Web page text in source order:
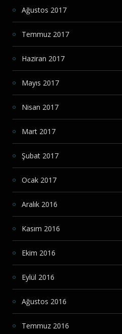
Ağustos 2017
Temmuz 2017
Haziran 2017
Mayıs 2017
Nisan 2017
Mart 2017
Şubat 2017
Ocak 2017
Aralık 2016
Kasım 2016
Ekim 2016
Eylül 2016
Ağustos 2016
Temmuz 2016